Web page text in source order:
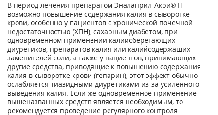
В период лечения препаратом Эналаприл-Акри® Н
возможно повышение содержания калия в сыворотке
крови, особенно у пациентов с хронической почечной
недостаточностью (ХПН), сахарным диабетом, при
одновременном применении калийсберегающих
диуретиков, препаратов калия или калийсодержащих
заменителей соли, а также у пациентов, принимающих
другие средства, приводящие к повышению содержания
калия в сыворотке крови (гепарин); этот эффект обычно
ослабляется тиазидными диуретиками из-за усиленного
выведения калия. Если же одновременное применение
вышеназванных средств является необходимым, то
рекомендуется проведение регулярного контроля